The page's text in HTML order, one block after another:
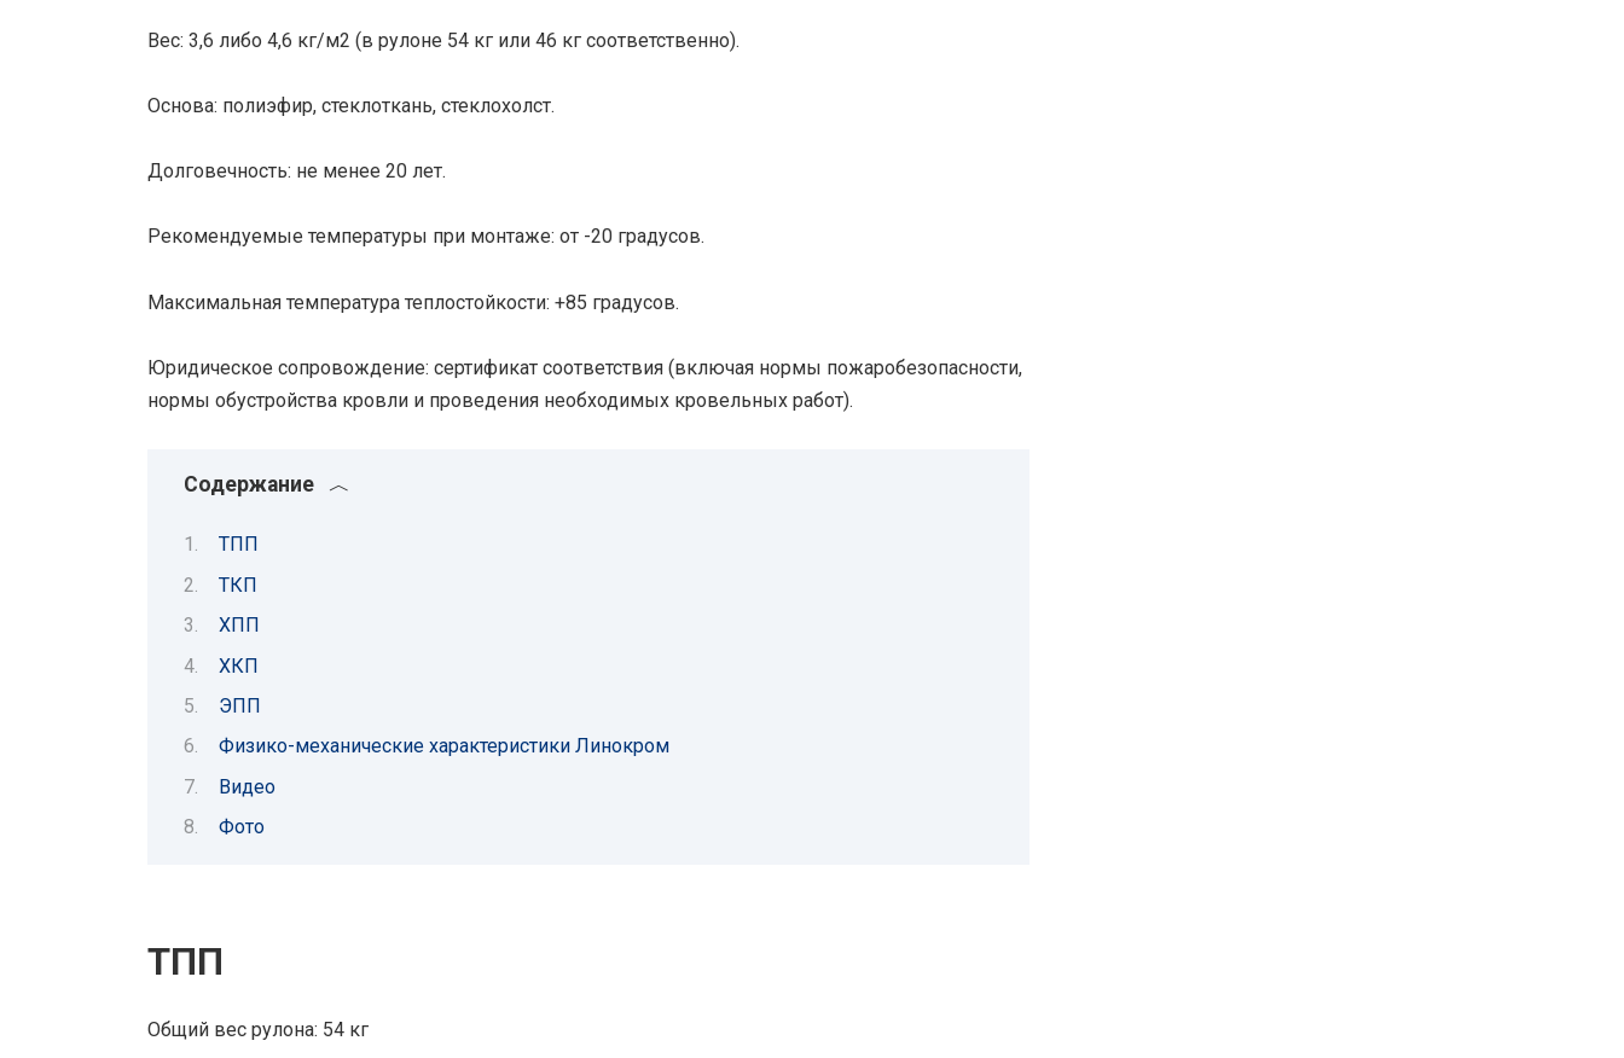
Вес: 3,6 либо 4,6 кг/м2 (в рулоне 54 кг или 46 кг соответственно).
Основа: полиэфир, стеклоткань, стеклохолст.
Долговечность: не менее 20 лет.
Рекомендуемые температуры при монтаже: от -20 градусов.
Максимальная температура теплостойкости: +85 градусов.
Юридическое сопровождение: сертификат соответствия (включая нормы пожаробезопасности,
нормы обустройства кровли и проведения необходимых кровельных работ).
Содержание
ТПП
ТКП
ХПП
ХКП
ЭПП
Физико-механические характеристики Линокром
Видео
Фото
ТПП
Общий вес рулона: 54 кг